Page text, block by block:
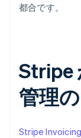
都合です。
Stripe
管理
Stripe Invoicing